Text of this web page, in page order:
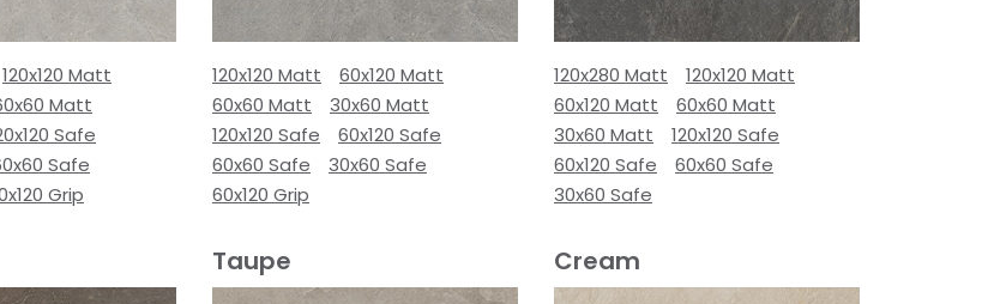
120x120 Matt
Matt
Safe
Safe
Grip
120x120 Matt
60x120 Matt
60x60 Matt
30x60 Matt
120x120 Safe
60x120 Safe
60x60 Safe
30x60 Safe
60x120 Grip
120x280 Matt
120x120 Matt
60x120 Matt
60x60 Matt
30x60 Matt
120x120 Safe
60x120 Safe
60x60 Safe
30x60 Safe
Taupe Cream